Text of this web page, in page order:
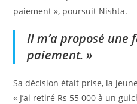
paiement », poursuit Nishta.
Il m’a proposé une
paiement. »
Sa décision était prise, la
« J’ai retiré Rs 55 000 à un